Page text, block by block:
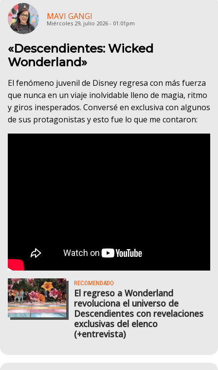
MAVI GANGI
Miércoles 29, julio 2026 - 01:01pm
«Descendientes: Wicked
Wonderland»
El fenómeno juvenil de Disney regresa con más fuerza
que nunca en un viaje inolvidable lleno de magia, ritmo
y giros inesperados. Conversé en exclusiva con algunos
de sus protagonistas y esto fue lo que me contaron:
RECOMENDADO
El regreso a Wonderland
revoluciona el universo de
Descendientes con revelaciones
exclusivas del elenco
(+entrevista)